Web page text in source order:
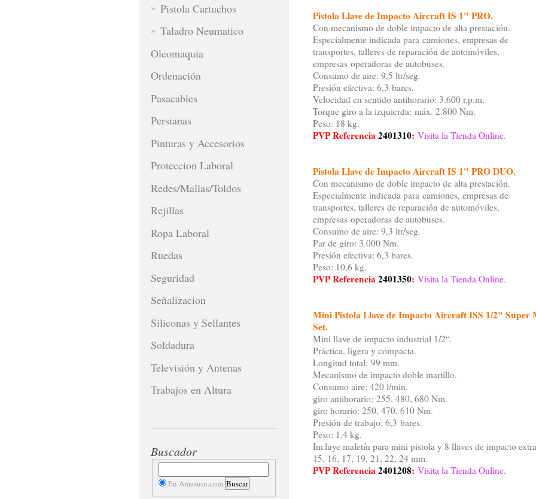
Pistola Llave de Impacto Aircraft IS 1" PRO.
Con mecanismo de doble impacto de alta prestación.
Especialmente indicada para camiones, empresas de
transportes, talleres de reparación de automóviles,
empresas operadoras de autobuses.
Consumo de aire: 9,5 ltr/seg.
Presión efectiva: 6,3 bares.
Velocidad en sentido antihorario: 3.600 r.p.m.
Torque giro a la izquierda: máx. 2.800 Nm.
Peso: 18 kg.
PVP Referencia2401310: Visita la Tienda Online.
Pistola Llave de Impacto Aircraft IS 1" PRO DUO.
Con mecanismo de doble impacto de alta prestación.
Especialmente indicada para camiones, empresas de
transportes, talleres de reparación de automóviles,
empresas operadoras de autobuses.
Consumo de aire: 9,3 ltr/seg.
Par de giro: 3.000 Nm.
Presión efectiva: 6,3 bares.
Peso: 10,6 kg.
PVP Referencia2401350: Visita la Tienda Online.
Mini Pistola Llave de Impacto Aircraft ISS 1/2" Super
Set.
Mini llave de impacto industrial 1/2“.
Práctica, ligera y compacta.
Longitud total: 99 mm.
Mecanismo de impacto doble martillo.
Consumo aire: 420 l/min.
giro antihorario: 255, 480, 680 Nm.
giro horario: 250, 470, 610 Nm.
Presión de trabajo: 6,3 bares.
Peso: 1,4 kg.
Incluye maletín para mini pistola y 8 llaves de impacto
15, 16, 17, 19, 21, 22, 24 mm.
PVP Referencia2401208: Visita la Tienda Online.
Pistola Cartuchos
Taladro Neumatico
Oleomaquia
Ordenación
Pasacables
Persianas
Pinturas y Accesorios
Proteccion Laboral
Redes/Mallas/Toldos
Rejillas
Ropa Laboral
Ruedas
Seguridad
Señalizacion
Siliconas y Sellantes
Soldadura
Televisión y Antenas
Trabajos en Altura
Buscador
En Amasuin.com